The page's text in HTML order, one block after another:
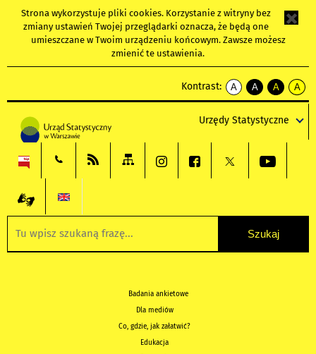
Strona wykorzystuje pliki cookies. Korzystanie z witryny bez
zmiany ustawień Twojej przeglądarki oznacza, że będą one
umieszczane w Twoim urządzeniu końcowym. Zawsze możesz
zmienić te ustawienia.
Kontrast:
A
kontrast
A
kontrast
tekst
czarnym
A
kontrast
tekst
czarnym
A
tekst
żółtym
Urzędy Statystyczne
Badania ankietowe
Dla mediów
Co, gdzie, jak załatwić?
Edukacja